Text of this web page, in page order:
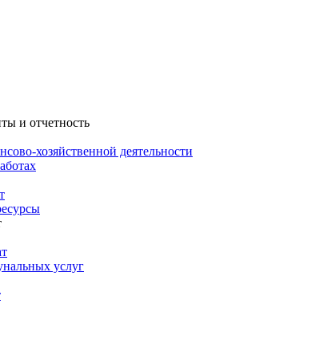
и отчетность
хозяйственной деятельности
услуг